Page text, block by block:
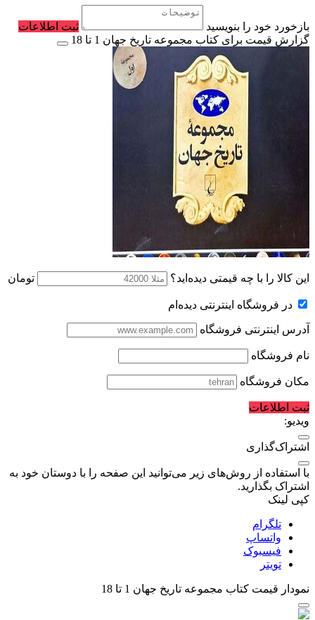
بازخورد خود را بنویسید
ثبت اطلاعات
گزارش قیمت برای کتاب مجموعه تاریخ جهان 1 تا 18
این کالا را با چه قیمتی دیده‌اید؟ تومان
در فروشگاه اینترنتی دیده‌ام
آدرس اینترنتی فروشگاه
نام فروشگاه
مکان فروشگاه
ثبت اطلاعات
ویدیو:
اشتراک‌گذاری
با استفاده از روش‌های زیر می‌توانید این صفحه را با دوستان خود به
اشتراک بگذارید.
کپی لینک
تلگرام
واتساپ
فیسبوک
تویتر
نمودار قیمت کتاب مجموعه تاریخ جهان 1 تا 18